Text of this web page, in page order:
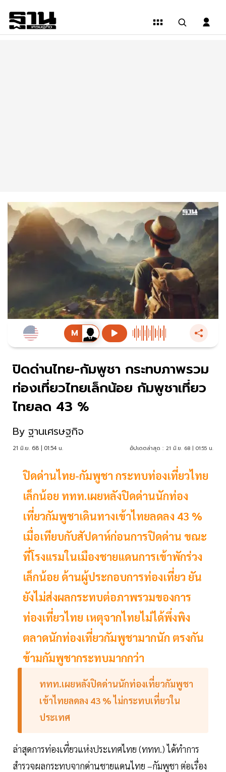
ปิดด่านไทย-กัมพูชา กระทบภาพรวม
ท่องเที่ยวไทยเล็กน้อย กัมพูชาเที่ยว
ไทยลด 43 %
By ฐานเศรษฐกิจ
21 มิ.ย. 68 | 01:54 น. อัปเดตล่าสุด : 21 มิ.ย. 68 | 01:55 น.
ปิดด่านไทย-กัมพูชา กระทบท่องเที่ยวไทย
เล็กน้อย ททท.เผยหลังปิดด่านนักท่อง
เที่ยวกัมพูชาเดินทางเข้าไทยลดลง 43 %
เมื่อเทียบกับสัปดาห์ก่อนการปิดด่าน ขณะ
ที่โรงแรมในเมืองชายแดนการเข้าพักร่วง
เล็กน้อย ด้านผู้ประกอบการท่องเที่ยว ยัน
ยังไม่ส่งผลกระทบต่อภาพรวมของการ
ท่องเที่ยวไทย เหตุจากไทยไม่ได้พึ่งพิง
ตลาดนักท่องเที่ยวกัมพูชามากนัก ตรงกัน
ข้ามกัมพูชากระทบมากกว่า
ททท.เผยหลังปิดด่านนักท่องเที่ยวกัมพูชา
เข้าไทยลดลง 43 % ไม่กระทบเที่ยวใน
ประเทศ
ล่าสุดการท่องเที่ยวแห่งประเทศไทย (ททท.) ได้ทำการ
สำรวจผลกระทบจากด่านชายแดนไทย –กัมพูชา ต่อเรื่อง